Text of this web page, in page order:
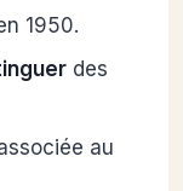
1950.
des
au